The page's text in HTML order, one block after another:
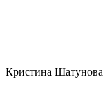
Кристина Шатунова